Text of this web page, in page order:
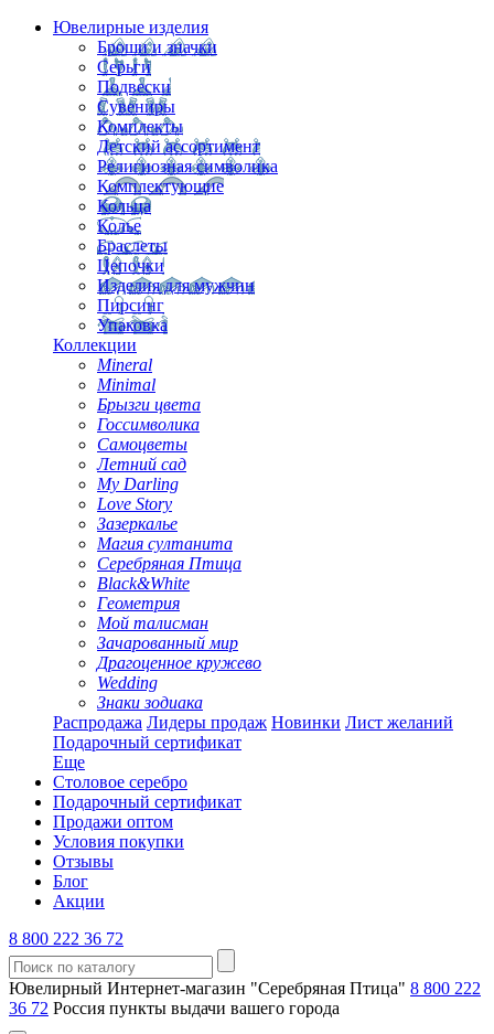
Ювелирные изделия
Броши и значки
Серьги
Подвески
Сувениры
Комплекты
Детский ассортимент
Религиозная символика
Комплектующие
Кольца
Колье
Браслеты
Цепочки
Изделия для мужчин
Пирсинг
Упаковка
Коллекции
Mineral
Minimal
Брызги цвета
Госсимволика
Самоцветы
Летний сад
My Darling
Love Story
Зазеркалье
Магия султанита
Серебряная Птица
Black&White
Геометрия
Мой талисман
Зачарованный мир
Драгоценное кружево
Wedding
Знаки зодиака
Распродажа Лидеры продаж Новинки Лист желаний
Подарочный сертификат
Еще
Столовое серебро
Подарочный сертификат
Продажи оптом
Условия покупки
Отзывы
Блог
Акции
8 800 222 36 72
Ювелирный Интернет-магазин "Серебряная Птица" 8 800 222
36 72 Россия пункты выдачи вашего города